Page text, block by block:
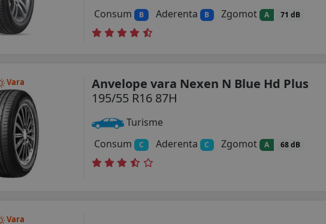
Consum
B Aderenta B Zgomot A 71 dB
Vara
Anvelope vara Nexen N Blue Hd Plus
195/55 R16 87H
Turisme
Consum
C Aderenta C Zgomot A 68 dB
Vara